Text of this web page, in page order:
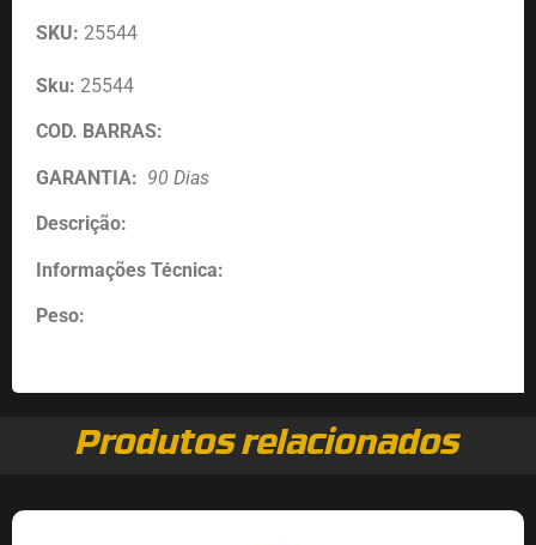
SKU: 25544
Sku: 25544
COD. BARRAS:
GARANTIA: 90 Dias
Descrição:
Informações Técnica:
Peso:
Produtos relacionados